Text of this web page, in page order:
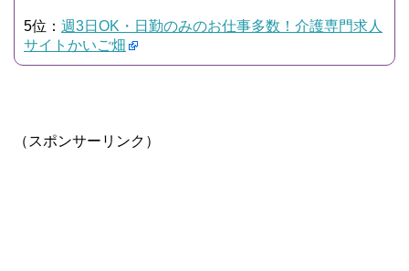
5位： 週3日OK・日勤のみのお仕事多数！介護専門求人
サイトかいご畑
（スポンサーリンク）